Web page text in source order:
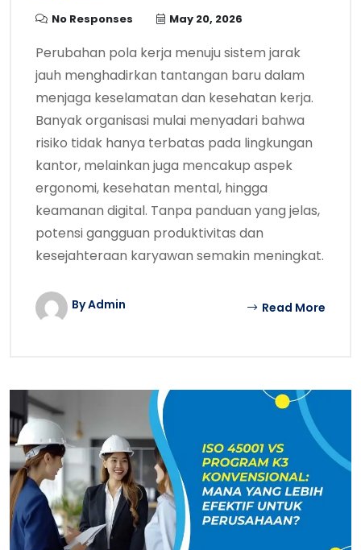
No Responses May 20, 2026
Perubahan pola kerja menuju sistem jarak
jauh menghadirkan tantangan baru dalam
menjaga keselamatan dan kesehatan kerja.
Banyak organisasi mulai menyadari bahwa
risiko tidak hanya terbatas pada lingkungan
kantor, melainkan juga mencakup aspek
ergonomi, kesehatan mental, hingga
keamanan digital. Tanpa panduan yang jelas,
potensi gangguan produktivitas dan
kesejahteraan karyawan semakin meningkat.
By Admin Read More